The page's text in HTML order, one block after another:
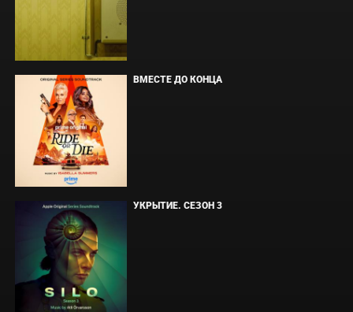
ВМЕСТЕ ДО КОНЦА
УКРЫТИЕ. СЕЗОН 3